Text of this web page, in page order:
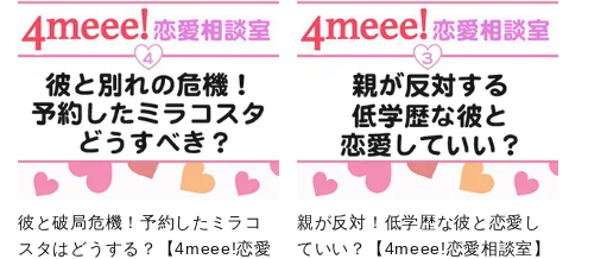
彼と破局危機！予約したミラコ
スタはどうする？【4meee!恋愛
親が反対！低学歴な彼と恋愛し
ていい？【4meee!恋愛相談室】